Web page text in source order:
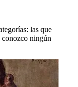
las que
conozco ningún